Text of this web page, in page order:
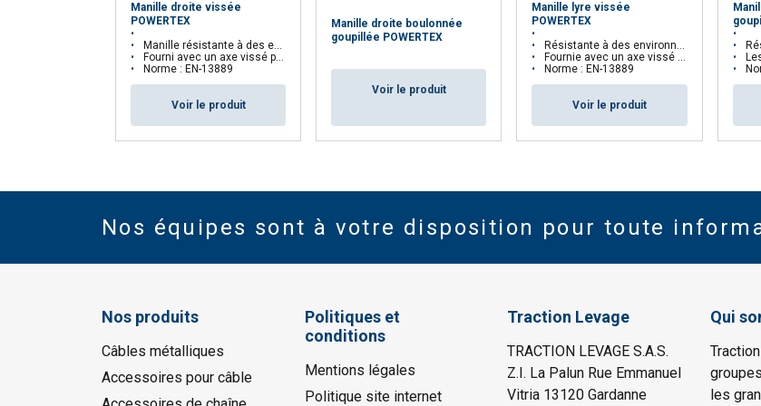
Manille droite vissée
POWERTEX
Manille résistante à des environnements exigeants
Fourni avec un axe vissé pour une ouverture facile
Norme : EN-13889
Voir le produit
Manille droite boulonnée
goupillée POWERTEX
Voir le produit
Manille lyre vissée
POWERTEX
Résistante à des environnements exigeants
Fournie avec un axe vissé pour une ouverture facile
Norme : EN-13889
Voir le produit
Les
Nos équipes sont à votre disposition pour toute
Nos produits
Câbles métalliques
Accessoires pour câble
Politiques et
conditions
Mentions légales
Politique site internet
Traction Levage
TRACTION LEVAGE S.A.S.
Z.I. La Palun Rue Emmanuel
Vitria 13120 Gardanne
Qui
les